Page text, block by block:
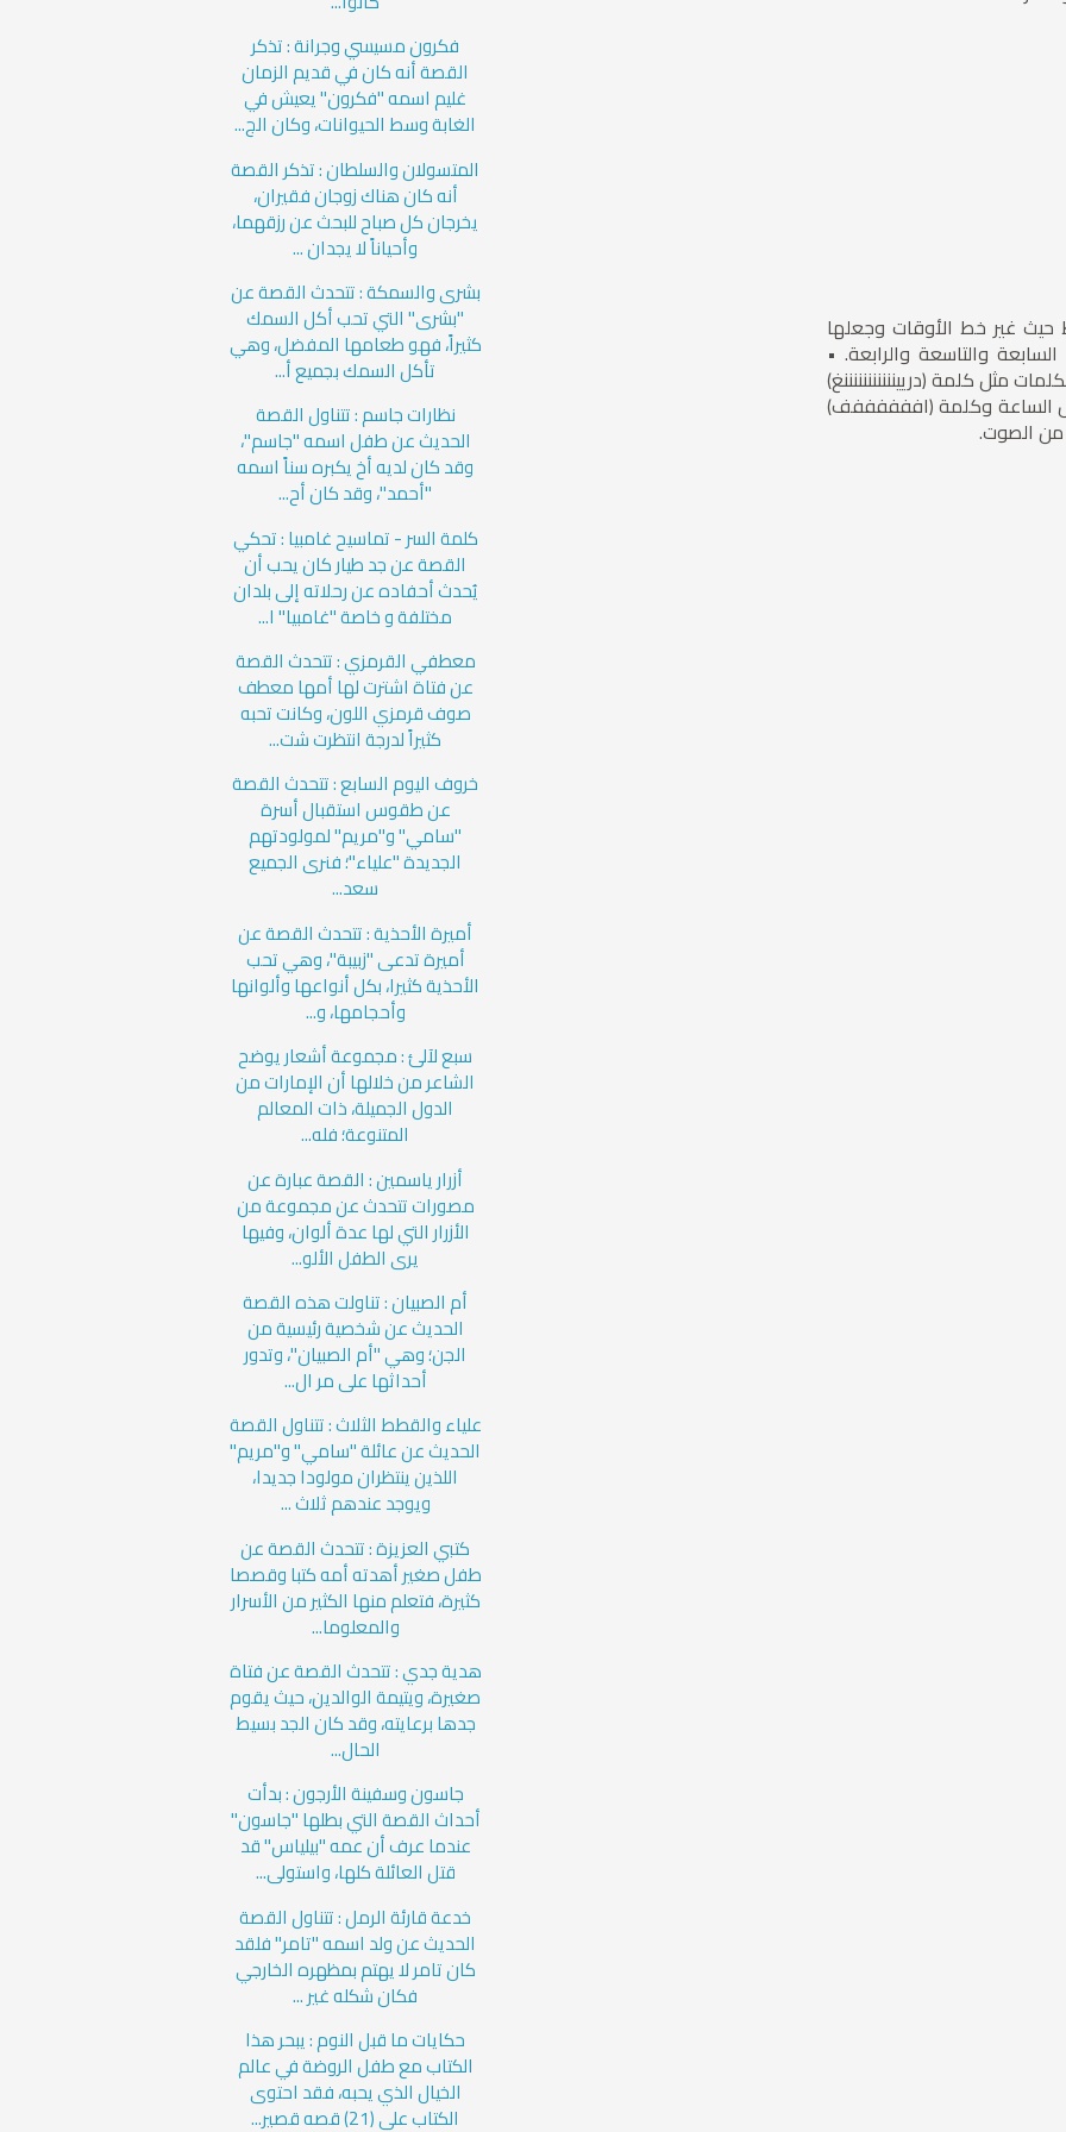
غير خط الأوقات وجعلها
والتاسعة والرابعة. •
مثل كلمة (دريينننننننننننغ)
الساعة وكلمة (اففففففف)
من الصوت.
فكرون مسيسي وجرانة : تذكر
القصة أنه كان في قديم الزمان
غليم اسمه "فكرون" يعيش في
الغابة وسط الحيوانات، وكان الج...
المتسولان والسلطان : تذكر القصة
أنه كان هناك زوجان فقيران،
يخرجان كل صباح للبحث عن رزقهما،
وأحياناً لا يجدان ...
بشرى والسمكة : تتحدث القصة عن
"بشرى" التي تحب أكل السمك
كثيراً، فهو طعامها المفضل، وهي
تأكل السمك بجميع أ...
نظارات جاسم : تتناول القصة
الحديث عن طفل اسمه "جاسم"،
وقد كان لديه أخ يكبره سناً اسمه
"أحمد"، وقد كان أح...
كلمة السر - تماسيح غامبيا : تحكي
القصة عن جد طيار كان يحب أن
يُحدث أحفاده عن رحلاته إلى بلدان
مختلفة و خاصة "غامبيا" ا...
معطفي القرمزي : تتحدث القصة
عن فتاة اشترت لها أمها معطف
صوف قرمزي اللون، وكانت تحبه
كثيراً لدرجة انتظرت شت...
خروف اليوم السابع : تتحدث القصة
عن طقوس استقبال أسرة
"سامي" و"مريم" لمولودتهم
الجديدة "علياء"؛ فنرى الجميع
سعد...
أميرة الأحذية : تتحدث القصة عن
أميرة تدعى "زبيبة"، وهي تحب
الأحذية كثيرا، بكل أنواعها وألوانها
وأحجامها، و...
سبع لآلئ : مجموعة أشعار يوضح
الشاعر من خلالها أن الإمارات من
الدول الجميلة، ذات المعالم
المتنوعة؛ فله...
أزرار ياسمين : القصة عبارة عن
مصورات تتحدث عن مجموعة من
الأزرار التي لها عدة ألوان، وفيها
يرى الطفل الألو...
أم الصبيان : تناولت هذه القصة
الحديث عن شخصية رئيسية من
الجن؛ وهي "أم الصبيان"، وتدور
أحداثها على مر ال...
علياء والقطط الثلاث : تتناول القصة
الحديث عن عائلة "سامي" و"مريم"
اللذين ينتظران مولودا جديدا،
ويوجد عندهم ثلاث ...
كتبي العزيزة : تتحدث القصة عن
طفل صغير أهدته أمه كتبا وقصصا
كثيرة، فتعلم منها الكثير من الأسرار
والمعلوما...
هدية جدي : تتحدث القصة عن فتاة
صغيرة، ويتيمة الوالدين، حيث يقوم
جدها برعايته، وقد كان الجد بسيط
الحال...
جاسون وسفينة الأرجون : بدأت
أحداث القصة التي بطلها "جاسون"
عندما عرف أن عمه "بيلياس" قد
قتل العائلة كلها، واستولى...
خدعة قارئة الرمل : تتناول القصة
الحديث عن ولد اسمه "تامر" فلقد
كان تامر لا يهتم بمظهره الخارجي
فكان شكله غير ...
حكايات ما قبل النوم : يبحر هذا
الكتاب مع طفل الروضة في عالم
الخيال الذي يحبه، فقد احتوى
الكتاب على (21) قصه قصير...